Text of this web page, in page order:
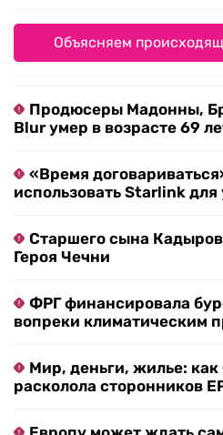
Объясняем
Продюсеры Мадонны,
Blur умер в возрасте 69
«Время
использовать Starlink
Старшего сына
Героя Чечни
ФРГ финансировала
вопреки климатическим
Мир, деньги, жилье:
расколола сторонников